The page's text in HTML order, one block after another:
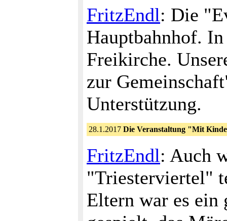
FritzEndl: Die
Hauptbahnhof.
Freikirche.
zur
Unterstützung.
28.1.2017 Die Veranstaltung "Mit
FritzEndl: Auch
"Triesterviertel"
Eltern war es ein